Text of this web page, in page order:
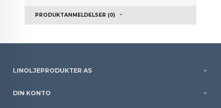
PRODUKTANMELDELSER (0)
LINOLJEPRODUKTER AS
DIN KONTO